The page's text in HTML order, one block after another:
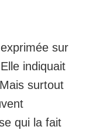
sur
indiquait
surtout
qui la fait